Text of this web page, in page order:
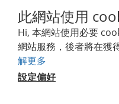
此網站使用
Hi, 本網站使用必要
網站服務，後者將在獲
解更多
設定偏好
2樓210A
天晴商
場